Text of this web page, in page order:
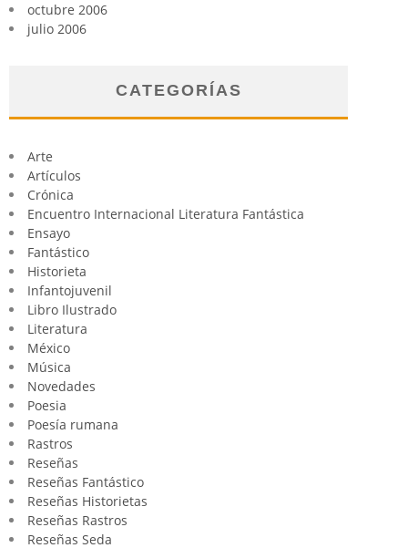
octubre 2006
julio 2006
CATEGORÍAS
Arte
Artículos
Crónica
Encuentro Internacional Literatura Fantástica
Ensayo
Fantástico
Historieta
Infantojuvenil
Libro Ilustrado
Literatura
México
Música
Novedades
Poesia
Poesía rumana
Rastros
Reseñas
Reseñas Fantástico
Reseñas Historietas
Reseñas Rastros
Reseñas Seda